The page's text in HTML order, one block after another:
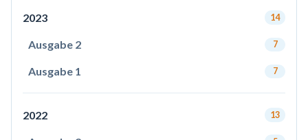
2023 14
Ausgabe 2 7
Ausgabe 1 7
2022 13